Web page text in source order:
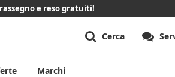
e reso gratuiti!
Cerca
Marchi